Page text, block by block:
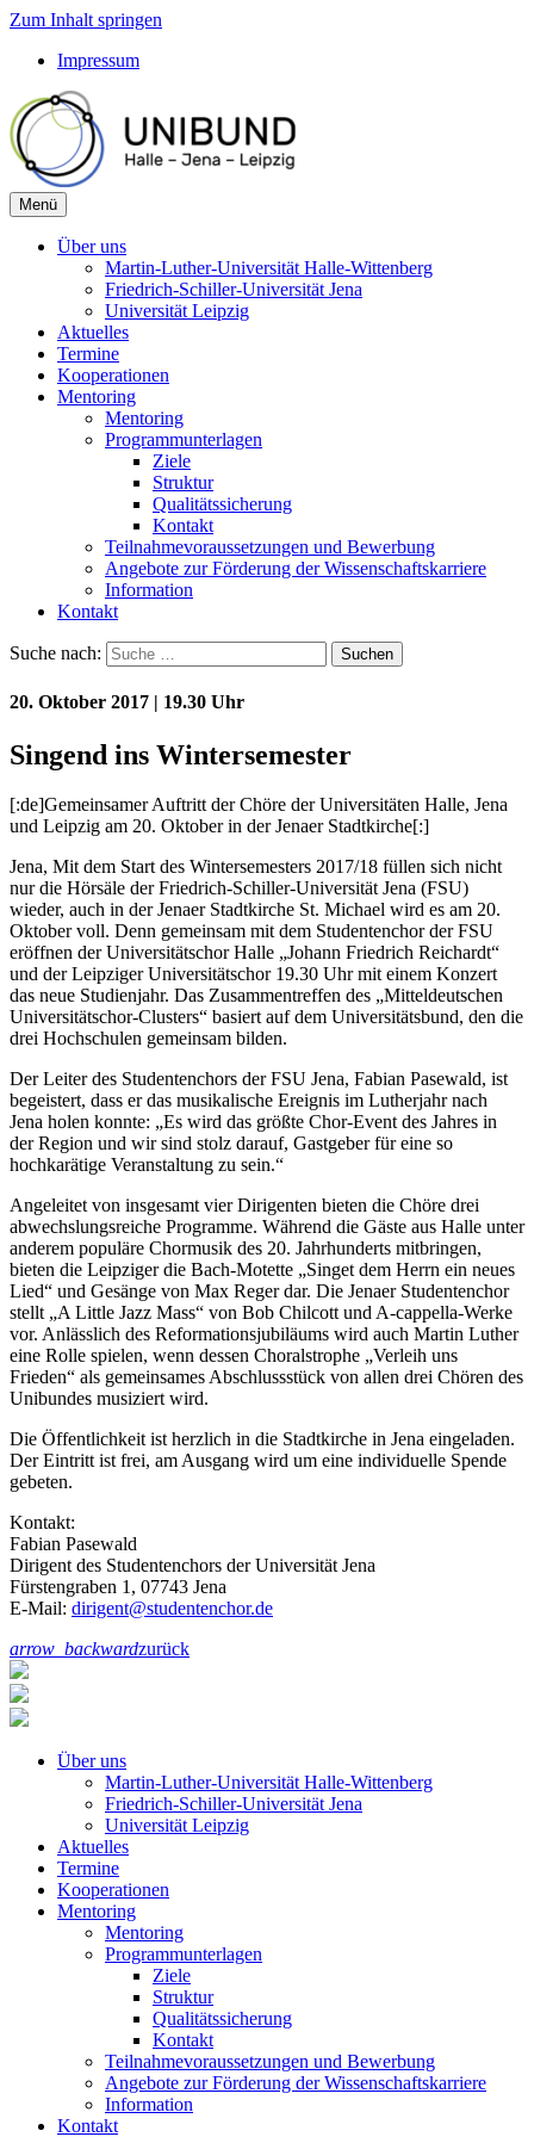
Zum Inhalt springen
Impressum
Menü
Über uns
Martin-Luther-Universität Halle-Wittenberg
Friedrich-Schiller-Universität Jena
Universität Leipzig
Aktuelles
Termine
Kooperationen
Mentoring
Mentoring
Programmunterlagen
Ziele
Struktur
Qualitätssicherung
Kontakt
Teilnahmevoraussetzungen und Bewerbung
Angebote zur Förderung der Wissenschaftskarriere
Information
Kontakt
Suche nach: Suchen
20. Oktober 2017 | 19.30 Uhr
Singend ins Wintersemester
[:de]Gemeinsamer Auftritt der Chöre der Universitäten Halle, Jena
und Leipzig am 20. Oktober in der Jenaer Stadtkirche[:]
Jena, Mit dem Start des Wintersemesters 2017/18 füllen sich nicht
nur die Hörsäle der Friedrich-Schiller-Universität Jena (FSU)
wieder, auch in der Jenaer Stadtkirche St. Michael wird es am 20.
Oktober voll. Denn gemeinsam mit dem Studentenchor der FSU
eröffnen der Universitätschor Halle „Johann Friedrich Reichardt“
und der Leipziger Universitätschor 19.30 Uhr mit einem Konzert
das neue Studienjahr. Das Zusammentreffen des „Mitteldeutschen
Universitätschor-Clusters“ basiert auf dem Universitätsbund, den die
drei Hochschulen gemeinsam bilden.
Der Leiter des Studentenchors der FSU Jena, Fabian Pasewald, ist
begeistert, dass er das musikalische Ereignis im Lutherjahr nach
Jena holen konnte: „Es wird das größte Chor-Event des Jahres in
der Region und wir sind stolz darauf, Gastgeber für eine so
hochkarätige Veranstaltung zu sein.“
Angeleitet von insgesamt vier Dirigenten bieten die Chöre drei
abwechslungsreiche Programme. Während die Gäste aus Halle unter
anderem populäre Chormusik des 20. Jahrhunderts mitbringen,
bieten die Leipziger die Bach-Motette „Singet dem Herrn ein neues
Lied“ und Gesänge von Max Reger dar. Die Jenaer Studentenchor
stellt „A Little Jazz Mass“ von Bob Chilcott und A-cappella-Werke
vor. Anlässlich des Reformationsjubiläums wird auch Martin Luther
eine Rolle spielen, wenn dessen Choralstrophe „Verleih uns
Frieden“ als gemeinsames Abschlussstück von allen drei Chören des
Unibundes musiziert wird.
Die Öffentlichkeit ist herzlich in die Stadtkirche in Jena eingeladen.
Der Eintritt ist frei, am Ausgang wird um eine individuelle Spende
gebeten.
Kontakt:
Fabian Pasewald
Dirigent des Studentenchors der Universität Jena
Fürstengraben 1, 07743 Jena
E-Mail: dirigent@studentenchor.de
arrow_backwardzurück
Über uns
Martin-Luther-Universität Halle-Wittenberg
Friedrich-Schiller-Universität Jena
Universität Leipzig
Aktuelles
Termine
Kooperationen
Mentoring
Mentoring
Programmunterlagen
Ziele
Struktur
Qualitätssicherung
Kontakt
Teilnahmevoraussetzungen und Bewerbung
Angebote zur Förderung der Wissenschaftskarriere
Information
Kontakt